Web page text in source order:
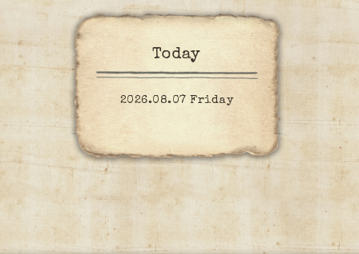
Today
2026.08.07 Friday